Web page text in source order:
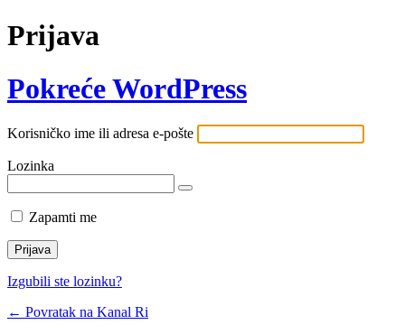
Prijava
Pokreće WordPress
Korisničko ime ili adresa e-pošte
Lozinka
Zapamti me
Izgubili ste lozinku?
← Povratak na Kanal Ri